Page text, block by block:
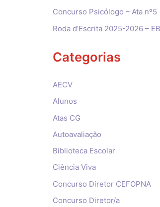
Concurso Psicólogo – Ata nº5
Roda d’Escrita 2025-2026 –
Categorias
AECV
Alunos
Atas CG
Autoavaliação
Biblioteca Escolar
Ciência Viva
Concurso Diretor CEFOPNA
Concurso Diretor/a